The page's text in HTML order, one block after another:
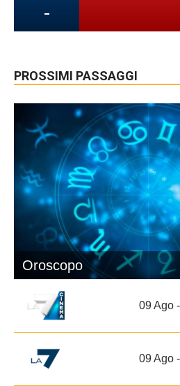
-
PROSSIMI PASSAGGI
Oroscopo
09 Ago
09 Ago